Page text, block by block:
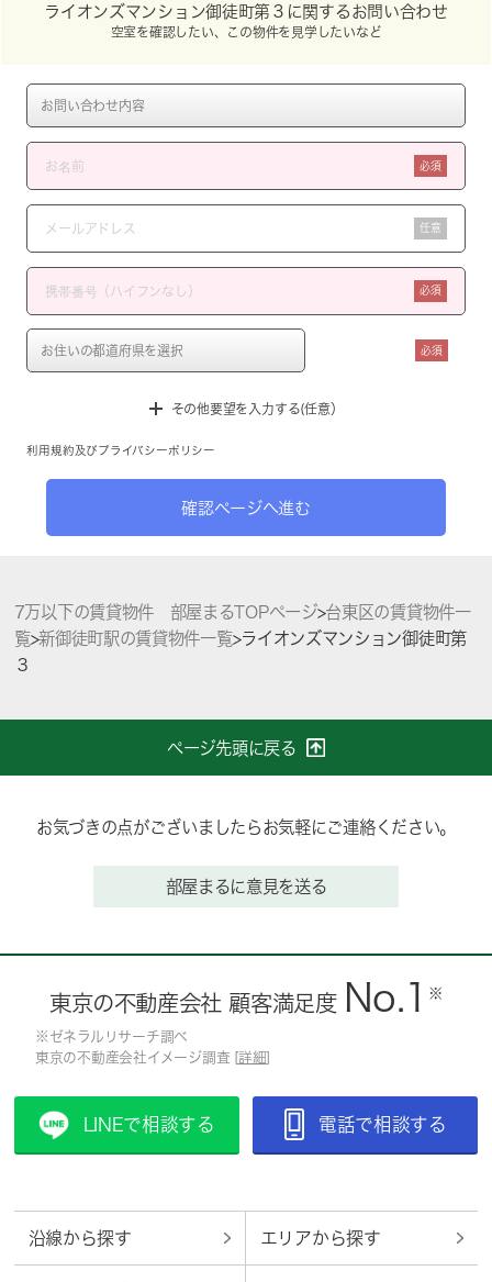
ライオンズマンション御徒町第３に関するお問い合わせ
空室を確認したい、この物件を見学したいなど
必須
任意
必須
必須
その他要望を入力する(任意）
利用規約 及び プライバシーポリシー
確認ページへ進む
7万以下の賃貸物件 部屋まるTOPページ>台東区の賃貸物件一
覧>新御徒町駅の賃貸物件一覧>ライオンズマンション御徒町第
３
ページ先頭に戻る
お気づきの点がございましたらお気軽にご連絡ください。
部屋まるに意見を送る
東京の不動産会社 顧客満足度 No.1 ※
※ゼネラルリサーチ調べ
東京の不動産会社イメージ調査 [ 詳細
LINEで相談する 電話で相談する
沿線から探す エリアから探す